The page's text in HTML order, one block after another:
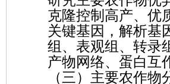
克隆控制高产、优
关键基因，解析基
组、表观组、转录
产物网络、蛋白互
（三）主要农作物